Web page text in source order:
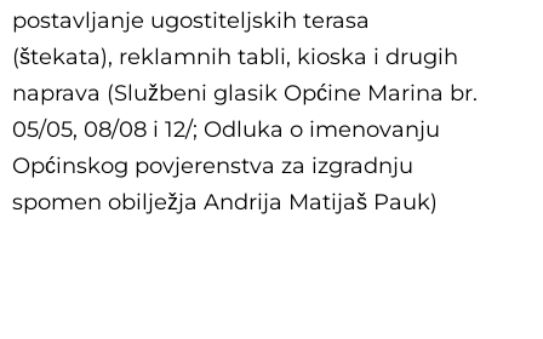
postavljanje ugostiteljskih terasa
(štekata), reklamnih tabli, kioska i drugih
naprava (Službeni glasik Općine Marina br.
05/05, 08/08 i 12/; Odluka o imenovanju
Općinskog povjerenstva za izgradnju
spomen obilježja Andrija Matijaš Pauk)